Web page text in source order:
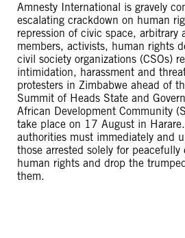
Amnesty International is gravely
escalating crackdown on human
repression of civic space, arbitrary
members, activists, human rights
civil society organizations (CSOs)
intimidation, harassment and
protesters in Zimbabwe ahead of
Summit of Heads State and
African Development Community
take place on 17 August in
authorities must immediately and
those arrested solely for peacefully
human rights and drop the
them.